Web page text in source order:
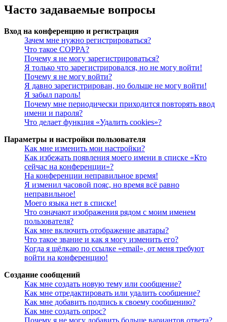
Часто задаваемые вопросы
Вход на конференцию и регистрация
Зачем мне нужно регистрироваться?
Что такое COPPA?
Почему я не могу зарегистрироваться?
Я только что зарегистрировался, но не могу войти!
Почему я не могу войти?
Я давно зарегистрирован, но больше не могу войти!
Я забыл пароль!
Почему мне периодически приходится повторять ввод
имени и пароля?
Что делает функция «Удалить cookies»?
Параметры и настройки пользователя
Как мне изменить мои настройки?
Как избежать появления моего имени в списке «Кто
сейчас на конференции»?
На конференции неправильное время!
Я изменил часовой пояс, но время всё равно
неправильное!
Моего языка нет в списке!
Что означают изображения рядом с моим именем
пользователя?
Как мне включить отображение аватары?
Что такое звание и как я могу изменить его?
Когда я щёлкаю по ссылке «email», от меня требуют
войти на конференцию!
Создание сообщений
Как мне создать новую тему или сообщение?
Как мне отредактировать или удалить сообщение?
Как мне добавить подпись к своему сообщению?
Как мне создать опрос?